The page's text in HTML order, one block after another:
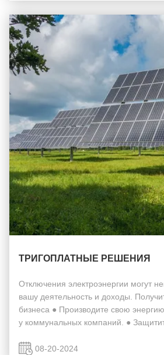
ТРИГОПЛАТНЫЕ РЕШЕНИЯ
Отключения электроэнергии могут
вашу деятельность и доходы.
бизнеса ● Производите свою
у коммунальных компаний. ●
(ESS), чтобы обеспечить
08-20-2024